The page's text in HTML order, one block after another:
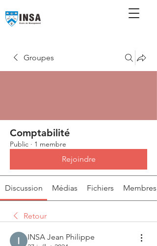
Groupes
Comptabilité
Public · 1 membre
Rejoindre
Discussion Médias Fichiers Membres
Retour
INSA Jean Philippe